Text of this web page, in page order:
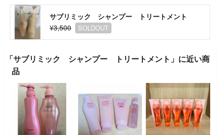
サブリミック シャンプー トリートメント
¥3,500
SOLDOUT
「サブリミック シャンプー トリートメント」に近い商
品